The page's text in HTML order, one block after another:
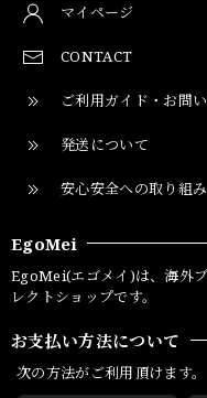
マイページ
CONTACT
ご利用ガイド・お問
発送について
安心安全への取り組み
EgoMei
EgoMei(エゴメイ)は、海外
レクトショップです。
お支払い方法について
次の方法がご利用頂けます。